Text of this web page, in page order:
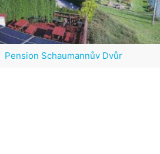
Pension Schaumannův Dvůr